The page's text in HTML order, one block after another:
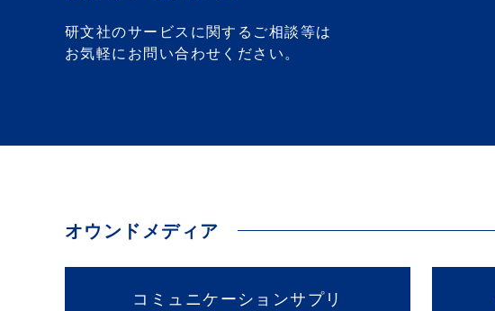
研文社のサービスに関するご相談等は
お気軽にお問い合わせください。
オウンドメディア
コミュニケーションサプリ